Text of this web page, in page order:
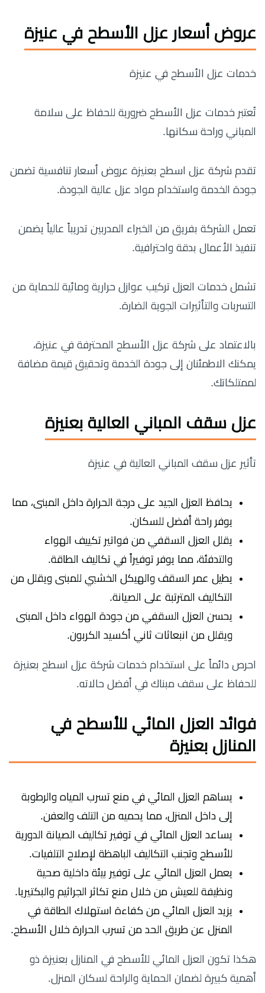
عروض أسعار عزل الأسطح في عنيزة
خدمات عزل الأسطح في عنيزة
تُعتبر خدمات عزل الأسطح ضرورية للحفاظ على سلامة
المباني وراحة سكانها.
تقدم شركة عزل اسطح بعنيزة عروض أسعار تنافسية تضمن
جودة الخدمة واستخدام مواد عزل عالية الجودة.
تعمل الشركة بفريق من الخبراء المدربين تدريباً عالياً يضمن
تنفيذ الأعمال بدقة واحترافية.
تشمل خدمات العزل تركيب عوازل حرارية ومائية للحماية من
التسربات والتأثيرات الجوية الضارة.
بالاعتماد على شركة عزل الأسطح المحترفة في عنيزة،
يمكنك الاطمئنان إلى جودة الخدمة وتحقيق قيمة مضافة
لممتلكاتك.
عزل سقف المباني العالية بعنيزة
تأثير عزل سقف المباني العالية في عنيزة
يحافظ العزل الجيد على درجة الحرارة داخل المبنى، مما
يوفر راحة أفضل للسكان.
يقلل العزل السقفي من فواتير تكييف الهواء
والتدفئة، مما يوفر توفيراً في تكاليف الطاقة.
يطيل عمر السقف والهيكل الخشبي للمبنى ويقلل من
التكاليف المترتبة على الصيانة.
يحسن العزل السقفي من جودة الهواء داخل المبنى
ويقلل من انبعاثات ثاني أكسيد الكربون.
احرص دائماً على استخدام خدمات شركة عزل اسطح بعنيزة
للحفاظ على سقف مبناك في أفضل حالاته.
فوائد العزل المائي للأسطح في
المنازل بعنيزة
يساهم العزل المائي في منع تسرب المياه والرطوبة
إلى داخل المنزل، مما يحميه من التلف والعفن.
يساعد العزل المائي في توفير تكاليف الصيانة الدورية
للأسطح وتجنب التكاليف الباهظة لإصلاح التلفيات.
يعمل العزل المائي على توفير بيئة داخلية صحية
ونظيفة للعيش من خلال منع تكاثر الجراثيم والبكتيريا.
يزيد العزل المائي من كفاءة استهلاك الطاقة في
المنزل عن طريق الحد من تسرب الحرارة خلال الأسطح.
هكذا تكون العزل المائي للأسطح في المنازل بعنيزة ذو
أهمية كبيرة لضمان الحماية والراحة لسكان المنزل.